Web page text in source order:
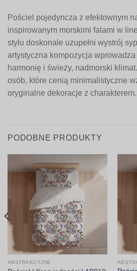
Pościel pojedyncza z efektownym
inspirowanym morskimi falami w
stylu doskonale uzupełni wystrój
artystyczna kompozycja
harmonię i świeży, nadmorski
osób, które cenią minimalistyczne
oryginalne dekoracje z charakterem.
PODOBNE PRODUKTY
ABSTRAKCYJNE